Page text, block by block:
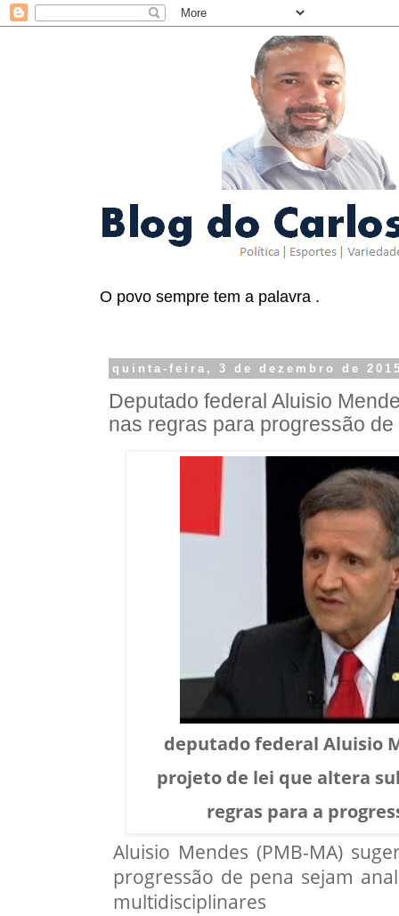
O povo sempre tem a palavra .
quinta-feira, 3 de dezembro de
Deputado federal Aluisio
nas regras para progressão de
deputado federal Aluisio
projeto de lei que altera
regras para a
Aluisio Mendes (PMB-MA)
progressão de pena sejam
multidisciplinares